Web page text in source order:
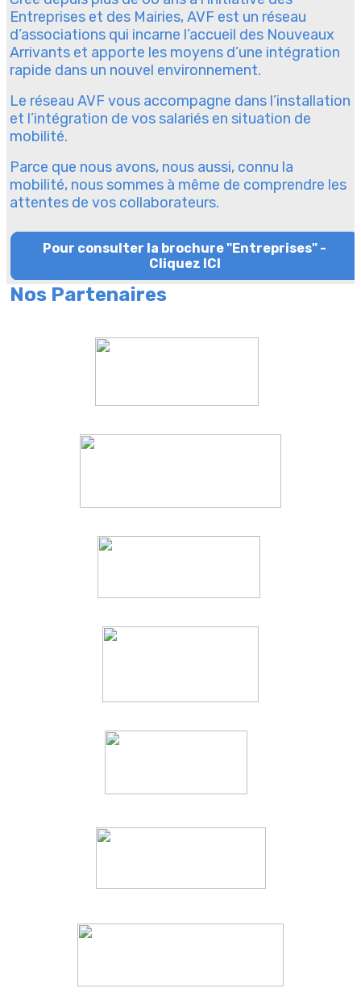
Entreprises et des Mairies, AVF est un réseau
d’associations qui incarne l’accueil des Nouveaux
Arrivants et apporte les moyens d’une intégration
rapide dans un nouvel environnement.
Le réseau AVF vous accompagne dans l’installation
et l’intégration de vos salariés en situation de
mobilité.
Parce que nous avons, nous aussi, connu la
mobilité, nous sommes à même de comprendre les
attentes de vos collaborateurs.
Pour consulter la brochure "Entreprises" -
Cliquez ICI
Nos Partenaires